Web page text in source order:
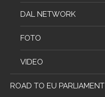
DAL NETWORK
FOTO
VIDEO
ROAD TO EU PARLIAMENT